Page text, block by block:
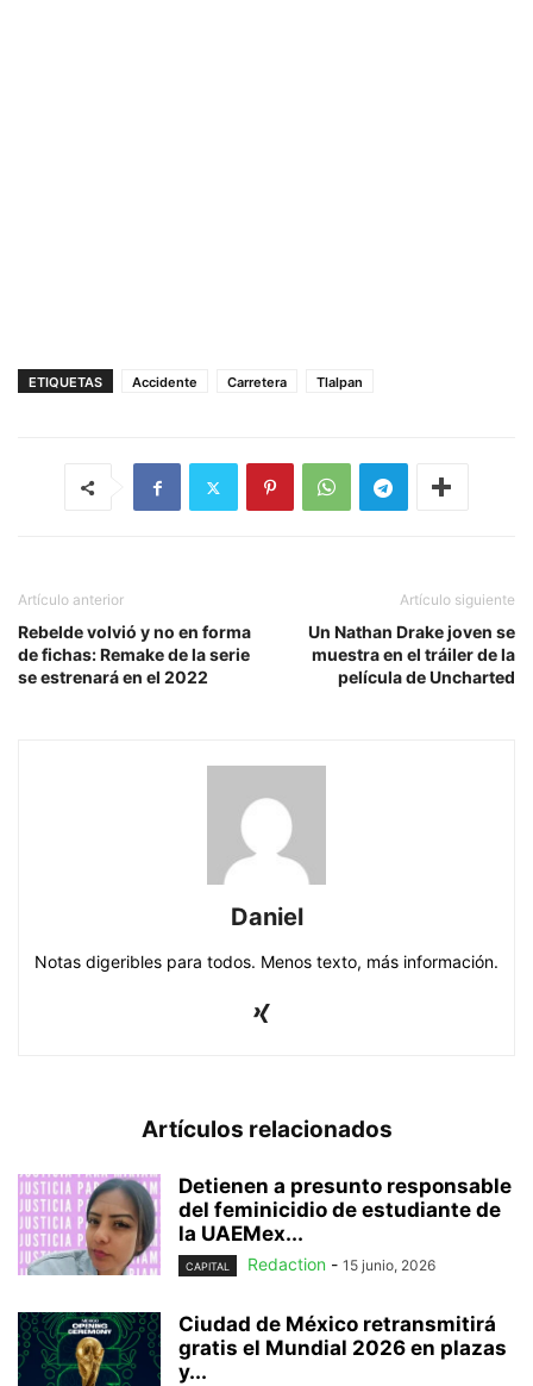
ETIQUETAS Accidente Carretera Tlalpan
Artículo anterior
Rebelde volvió y no en forma
de fichas: Remake de la serie
se estrenará en el 2022
Artículo siguiente
Un Nathan Drake joven se
muestra en el tráiler de la
película de Uncharted
Daniel
Notas digeribles para todos. Menos texto, más información.
Artículos relacionados
Detienen a presunto responsable
del feminicidio de estudiante de
la UAEMex...
CAPITAL Redaction - 15 junio, 2026
Ciudad de México retransmitirá
gratis el Mundial 2026 en plazas
y...